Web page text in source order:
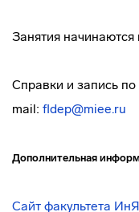
Занятия
Справки и запись
mail: fldep@miee.ru
Дополнительная
Сайт факультета